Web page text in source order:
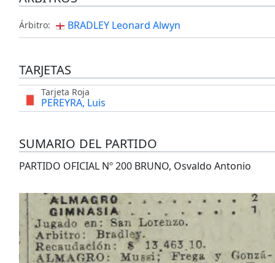
Árbitro: BRADLEY Leonard Alwyn
TARJETAS
Tarjeta Roja
PEREYRA, Luis
SUMARIO DEL PARTIDO
PARTIDO OFICIAL Nº 200 BRUNO, Osvaldo Antonio